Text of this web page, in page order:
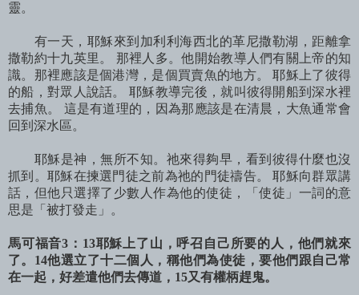
靈。
有一天，耶穌來到加利利海西北的革尼撒勒湖，距離拿
撒勒約十九英里。 那裡人多。他開始教導人們有關上帝的知
識。那裡應該是個港灣，是個買賣魚的地方。 耶穌上了彼得
的船，對眾人說話。 耶穌教導完後，就叫彼得開船到深水裡
去捕魚。 這是有道理的，因為那應該是在清晨，大魚通常會
回到深水區。
耶穌是神，無所不知。祂來得夠早，看到彼得什麼也沒
抓到。耶穌在揀選門徒之前為祂的門徒禱告。 耶穌向群眾講
話，但他只選擇了少數人作為他的使徒，「使徒」一詞的意
思是「被打發走」。
馬可福音3：13耶穌上了山，呼召自己所要的人，他們就來
了。14他選立了十二個人，稱他們為使徒，要他們跟自己常
在一起，好差遣他們去傳道，15又有權柄趕鬼。